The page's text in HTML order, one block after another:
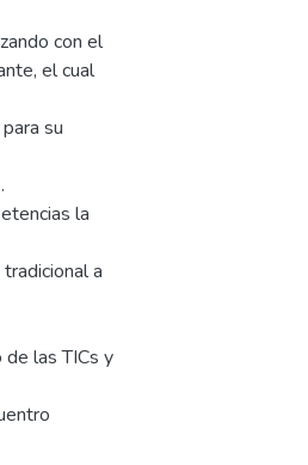
con el
el cual
su
la
a
las TICs y